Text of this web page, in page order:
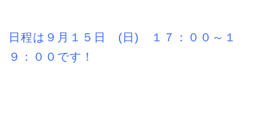
日程は９月１５日 (日) １７：００～１
９：００です！